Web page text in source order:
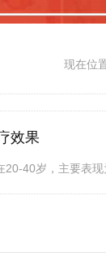
现在位
效果
20-40岁，主要表